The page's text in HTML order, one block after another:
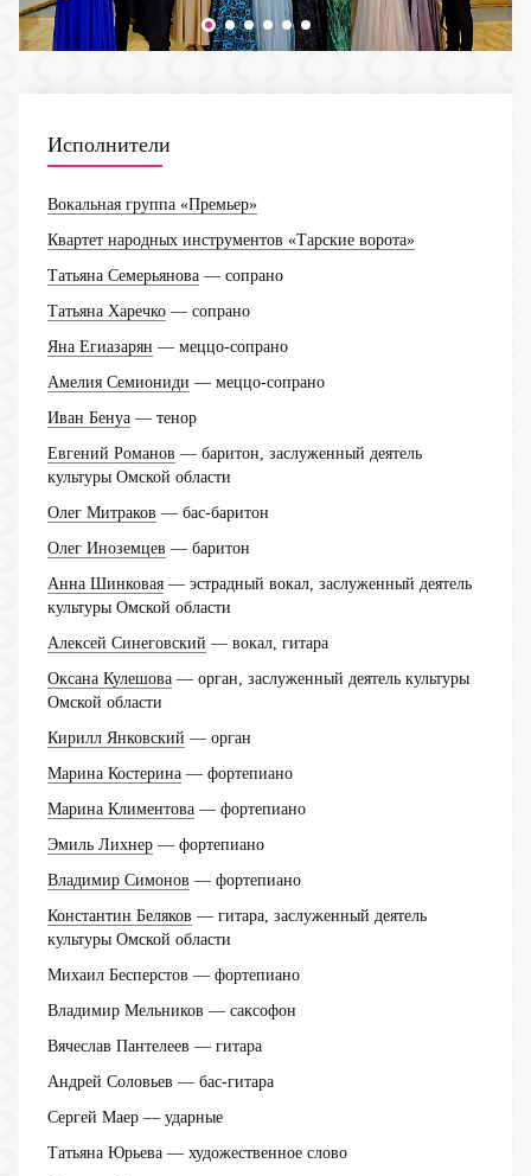
Исполнители
Вокальная группа «Премьер»
Квартет народных инструментов «Тарские ворота»
Татьяна Семерьянова — сопрано
Татьяна Харечко — сопрано
Яна Егиазарян — меццо-сопрано
Амелия Семиониди — меццо-сопрано
Иван Бенуа — тенор
Евгений Романов — баритон, заслуженный деятель
культуры Омской области
Олег Митраков — бас-баритон
Олег Иноземцев — баритон
Анна Шинковая — эстрадный вокал, заслуженный деятель
культуры Омской области
Алексей Синеговский — вокал, гитара
Оксана Кулешова — орган, заслуженный деятель культуры
Омской области
Кирилл Янковский — орган
Марина Костерина — фортепиано
Марина Климентова — фортепиано
Эмиль Лихнер — фортепиано
Владимир Симонов — фортепиано
Константин Беляков — гитара, заслуженный деятель
культуры Омской области
Михаил Бесперстов — фортепиано
Владимир Мельников — саксофон
Вячеслав Пантелеев — гитара
Андрей Соловьев — бас-гитара
Сергей Маер — ударные
Татьяна Юрьева — художественное слово